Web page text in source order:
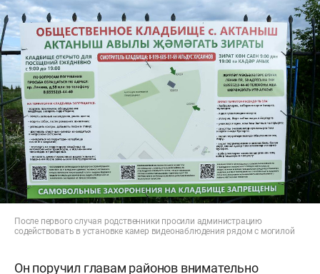
После первого случая родственники просили администрацию
содействовать в установке камер видеонаблюдения рядом с могилой
Он поручил главам районов внимательно